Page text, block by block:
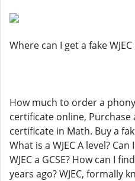
Where can I get a fake
How much to order a phony
certificate online, Purchase a
certificate in Math. Buy a
What is a WJEC A level?
WJEC a GCSE? How can I
years ago? WJEC, formally